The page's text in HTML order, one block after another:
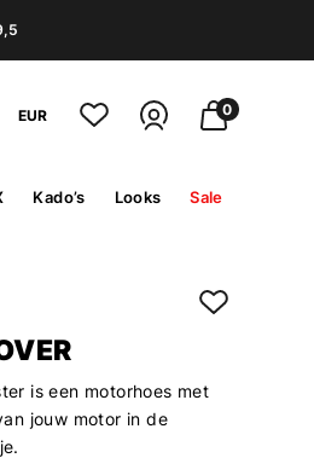
EUR 0
Kado’s Looks Sale
is een motorhoes met
jouw motor in de